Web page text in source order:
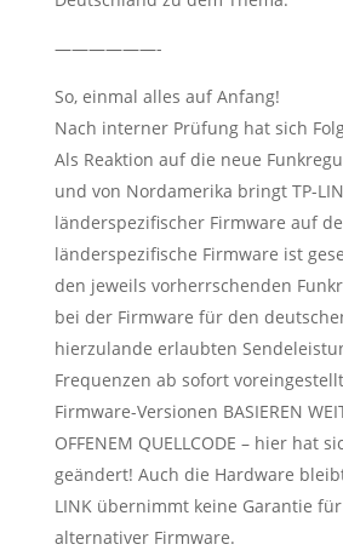
——————-
So, einmal alles auf Anfang!
Nach interner Prüfung hat sich
Als Reaktion auf die neue
und von Nordamerika bringt TP-
länderspezifischer Firmware auf
länderspezifische Firmware ist
den jeweils vorherrschenden
bei der Firmware für den
hierzulande erlaubten
Frequenzen ab sofort
Firmware-Versionen BASIEREN
OFFENEM QUELLCODE – hier hat
geändert! Auch die Hardware
LINK übernimmt keine Garantie
alternativer Firmware.